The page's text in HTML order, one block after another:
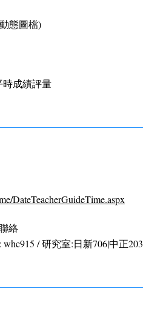
態圖檔)
成績評量
DateTeacherGuideTime.aspx
絡
whc915 / 研究室:日新706|中正203